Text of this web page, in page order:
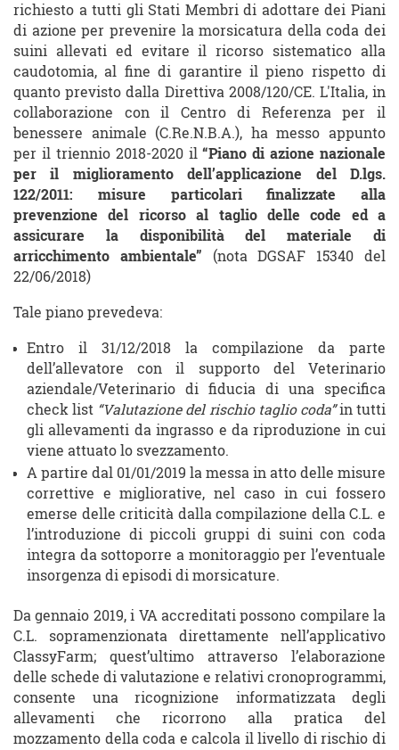
richiesto a tutti gli Stati Membri di adottare dei Piani
di azione per prevenire la morsicatura della coda dei
suini allevati ed evitare il ricorso sistematico alla
caudotomia, al fine di garantire il pieno rispetto di
quanto previsto dalla Direttiva 2008/120/CE. L'Italia, in
collaborazione con il Centro di Referenza per il
benessere animale (C.Re.N.B.A.), ha messo appunto
per il triennio 2018-2020 il“Piano di azione nazionale
per il miglioramento dell’applicazione del D.lgs.
122/2011: misure particolari finalizzate alla
prevenzione del ricorso al taglio delle code ed a
assicurare la disponibilità del materiale di
arricchimento ambientale” (nota DGSAF 15340 del
22/06/2018)
Tale piano prevedeva:
Entro il 31/12/2018 la compilazione da parte
dell’allevatore con il supporto del Veterinario
aziendale/Veterinario di fiducia di una specifica
check list “Valutazione del rischio taglio coda”in tutti
gli allevamenti da ingrasso e da riproduzione in cui
viene attuato lo svezzamento.
A partire dal 01/01/2019 la messa in atto delle misure
correttive e migliorative, nel caso in cui fossero
emerse delle criticità dalla compilazione della C.L. e
l’introduzione di piccoli gruppi di suini con coda
integra da sottoporre a monitoraggio per l’eventuale
insorgenza di episodi di morsicature.
Da gennaio 2019, i VA accreditati possono compilare la
C.L. sopramenzionata direttamente nell’applicativo
ClassyFarm; quest’ultimo attraverso l’elaborazione
delle schede di valutazione e relativi cronoprogrammi,
consente una ricognizione informatizzata degli
allevamenti che ricorrono alla pratica del
mozzamento della coda e calcola il livello di rischio di